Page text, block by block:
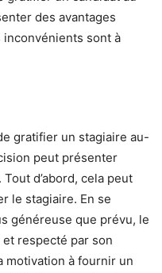
des avantages
sont à
gratifier un stagiaire au-
peut présenter
d’abord, cela peut
le stagiaire. En se
généreuse que prévu, le
respecté par son
motivation à fournir un